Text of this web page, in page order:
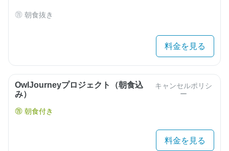
朝食抜き
料金を見る
OwlJourneyプロジェクト（朝食込
み）
キャンセルポリシ
ー
朝食付き
料金を見る